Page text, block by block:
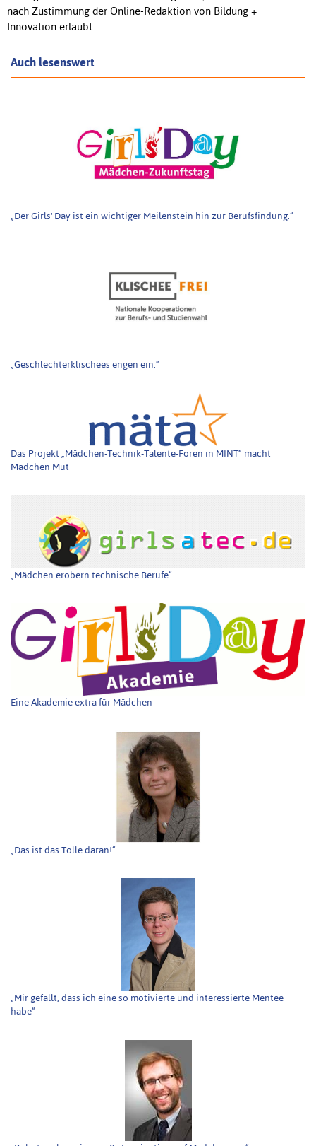
nach Zustimmung der Online-Redaktion von Bildung +
Innovation erlaubt.
Auch lesenswert
„Der Girls' Day ist ein wichtiger Meilenstein hin zur Berufsfindung.“
„Geschlechterklischees engen ein.“
Das Projekt „Mädchen-Technik-Talente-Foren in MINT“ macht
Mädchen Mut
„Mädchen erobern technische Berufe“
Eine Akademie extra für Mädchen
„Das ist das Tolle daran!“
„Mir gefällt, dass ich eine so motivierte und interessierte Mentee
habe“